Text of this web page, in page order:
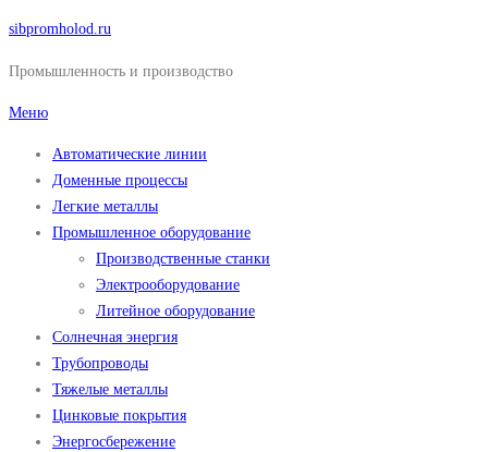
Перейти
содержимому
sibpromholod.ru
Промышленность и производство
Меню
Автоматические линии
Доменные процессы
Легкие металлы
Промышленное оборудование
Производственные станки
Электрооборудование
Литейное оборудование
Солнечная энергия
Трубопроводы
Тяжелые металлы
Цинковые покрытия
Энергосбережение